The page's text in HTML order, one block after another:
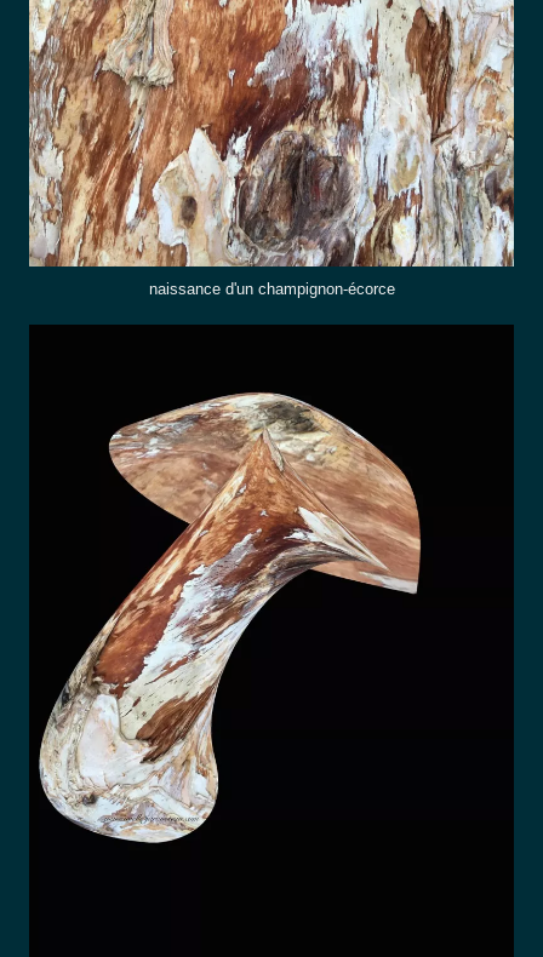
naissance d'un champignon-écorce